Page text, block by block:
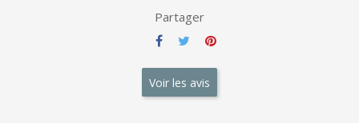
Partager
Voir les avis